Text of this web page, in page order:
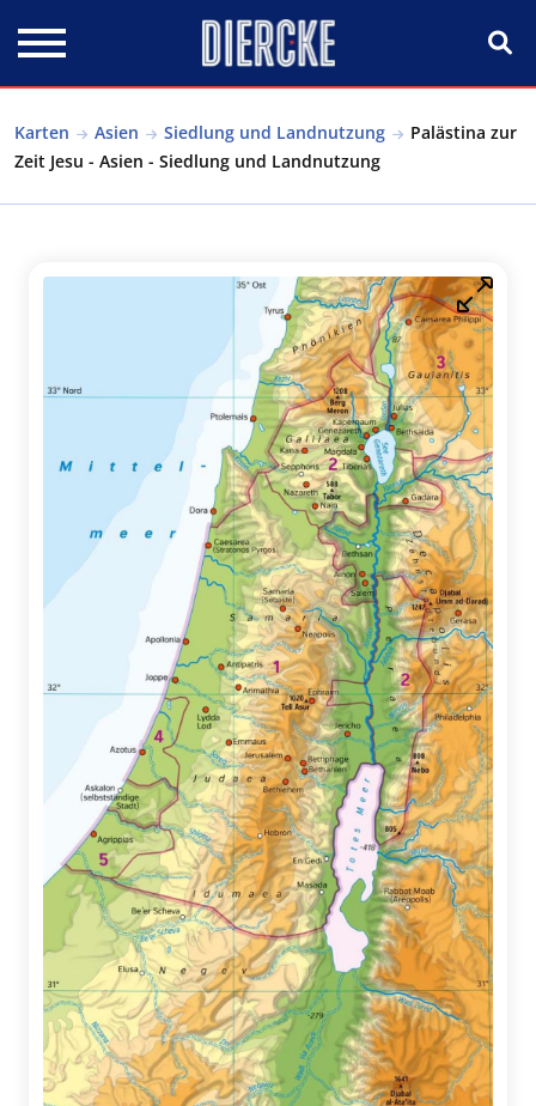
Karten Asien Siedlung und Landnutzung
Palästina zur
Zeit Jesu - Asien - Siedlung und Landnutzung